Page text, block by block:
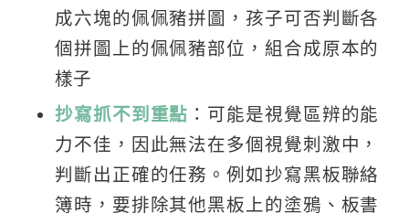
成六塊的佩佩豬拼圖，孩子可否判斷各
個拼圖上的佩佩豬部位，組合成原本的
樣子
抄寫抓不到重點 ：可能是視覺區辨的能
力不佳，因此無法在多個視覺刺激中，
判斷出正確的任務。例如抄寫黑板聯絡
簿時，要排除其他黑板上的塗鴉、板書